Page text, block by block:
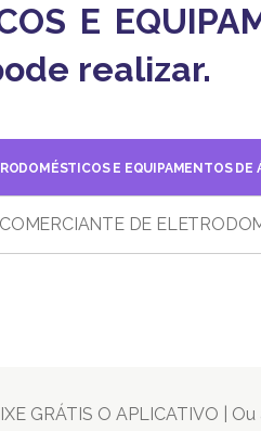
E
realizar.
E EQUIPAMENTOS DE
COMERCIANTE DE
GRÁTIS O APLICATIVO |